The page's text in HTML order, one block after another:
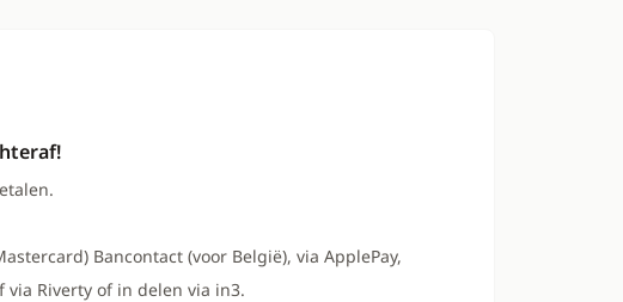
Bancontact (voor België), via ApplePay,
via Riverty of in delen via in3.